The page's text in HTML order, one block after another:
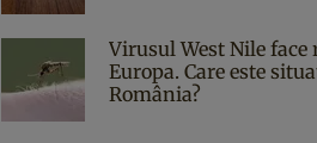
Virusul West Nile face
Europa. Care este
România?